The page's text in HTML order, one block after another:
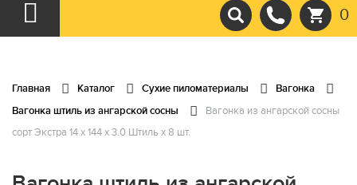
0
Главная Каталог Сухие пиломатериалы
Вагонка
Вагонка штиль из ангарской сосны
Вагонка из ангарской сосны
сорт Экстра 14 x 144 x 3.0 Штиль x 8 шт.